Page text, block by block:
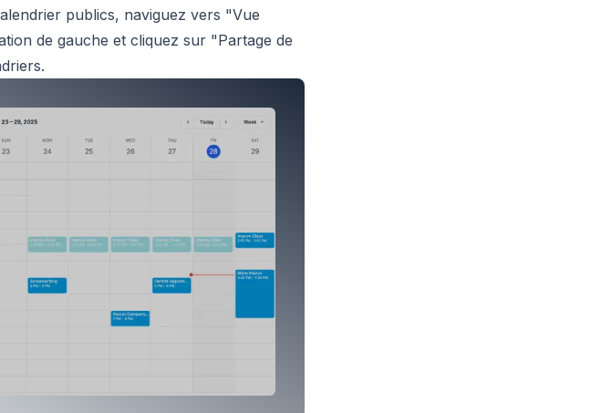
publics, naviguez vers "Vue
de gauche et cliquez sur "Partage de